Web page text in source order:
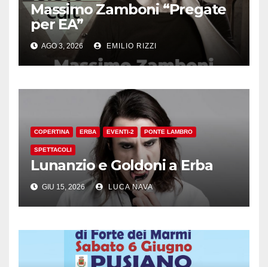
Massimo Zamboni “Pregate
per EA”
AGO 3, 2026 EMILIO RIZZI
COPERTINA ERBA EVENTI-2 PONTE LAMBRO
SPETTACOLI
Lunanzio e Goldoni a Erba
GIU 15, 2026 LUCA NAVA